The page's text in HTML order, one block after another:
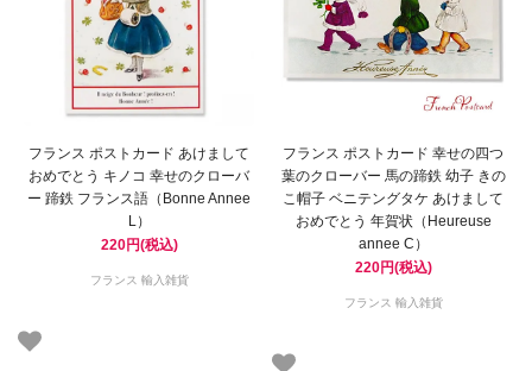
フランス ポストカード あけまして
おめでとう キノコ 幸せのクローバ
ー 蹄鉄 フランス語（Bonne Annee
L）
220円(税込)
フランス 輸入雑貨
フランス ポストカード 幸せの四つ
葉のクローバー 馬の蹄鉄 幼子 きの
こ帽子 ベニテングタケ あけまして
おめでとう 年賀状（Heureuse
annee C）
220円(税込)
フランス 輸入雑貨